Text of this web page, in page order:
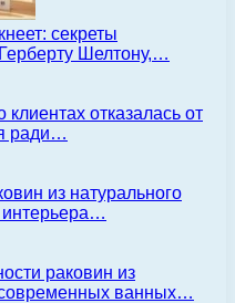
секреты
Шелтону,…
отказалась от
ради…
из натурального
интерьера…
раковин из
ванных…